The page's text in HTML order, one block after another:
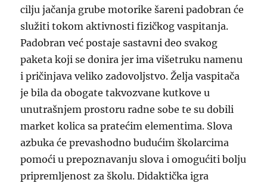
cilju jačanja grube motorike šareni padobran će
služiti tokom aktivnosti fizičkog vaspitanja.
Padobran već postaje sastavni deo svakog
paketa koji se donira jer ima višetruku namenu
i pričinjava veliko zadovoljstvo. Želja vaspitača
je bila da obogate takvozvane kutkove u
unutrašnjem prostoru radne sobe te su dobili
market kolica sa pratećim elementima. Slova
azbuka će prevashodno budućim školarcima
pomoći u prepoznavanju slova i omogućiti bolju
pripremljenost za školu. Didaktička igra